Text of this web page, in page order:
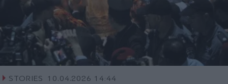
STORIES
10.04.2026 14:44